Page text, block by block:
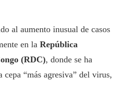
al aumento inusual de casos
en la República
(RDC), donde se ha
cepa “más agresiva” del virus,